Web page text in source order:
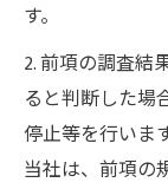
す。
2. 前項の調査結
ると判断した場
停止等を行いま
当社は、前項の